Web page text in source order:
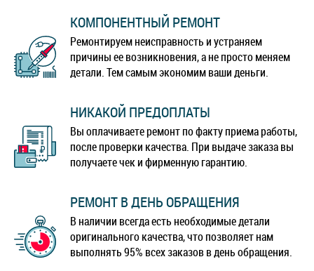
КОМПОНЕНТНЫЙ РЕМОНТ
Ремонтируем неисправность и устраняем
причины ее возникновения, а не просто меняем
детали. Тем самым экономим ваши деньги.
НИКАКОЙ ПРЕДОПЛАТЫ
Вы оплачиваете ремонт по факту приема работы,
после проверки качества. При выдаче заказа вы
получаете чек и фирменную гарантию.
РЕМОНТ В ДЕНЬ ОБРАЩЕНИЯ
В наличии всегда есть необходимые детали
оригинального качества, что позволяет нам
выполнять 95% всех заказов в день обращения.